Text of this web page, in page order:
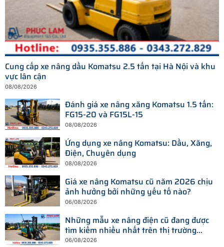
Cung cấp xe nâng dầu Komatsu 2.5 tấn tại Hà Nội và khu
vực lân cận
08/08/2026
Đánh giá xe nâng xăng Komatsu 1.5 tấn:
FG15-20 và FG15L-15
08/08/2026
Ứng dụng xe nâng Komatsu: Dầu, Xăng,
Điện, Chuyên dụng
08/08/2026
Giá xe nâng Komatsu cũ năm 2026 chịu
ảnh hưởng bởi những yếu tố nào?
06/08/2026
Những mẫu xe nâng điện cũ đang được
tìm kiếm nhiều nhất trên thị trường
hiện nay
06/08/2026